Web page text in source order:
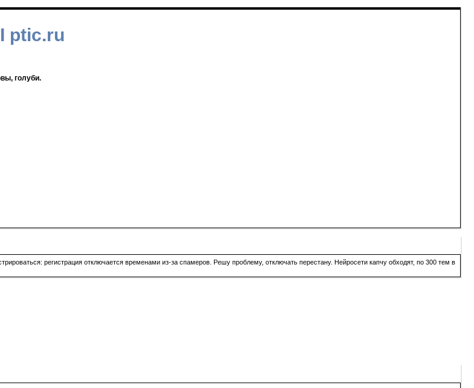
ptic.ru
голуби.
регистрация отключается временами из-за спамеров. Решу проблему, отключать перестану. Нейросети капчу обходят, по 300 тем в